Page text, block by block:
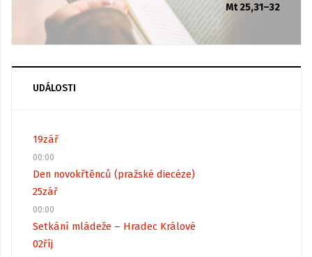
Mt 25,31–32
UDÁLOSTI
19zář
00:00
Den novokřtěnců (pražské diecéze)
25zář
00:00
Setkání mládeže – Hradec Králové
02říj